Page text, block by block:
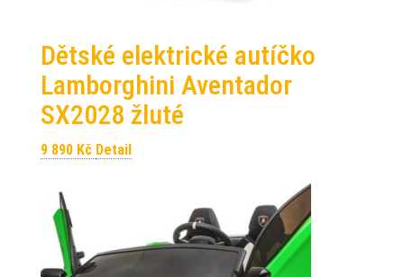
Dětské elektrické autíčko
Lamborghini Aventador
SX2028 žluté
9 890 Kč Detail